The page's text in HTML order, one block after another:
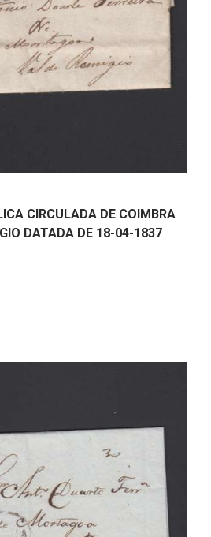
CIRCULADA DE COIMBRA
DATADA DE 18-04-1837